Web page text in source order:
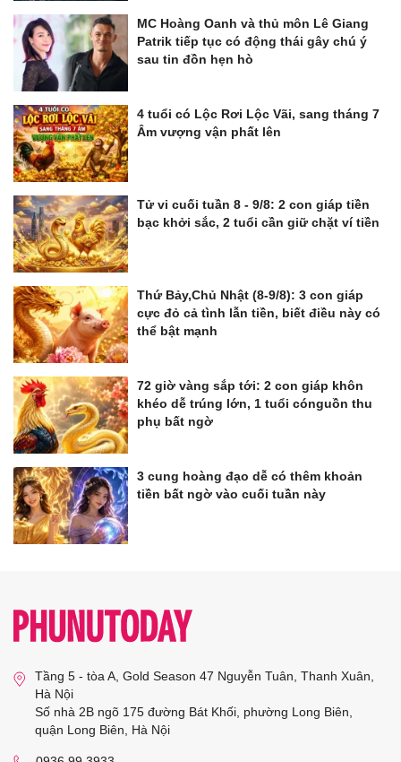
MC Hoàng Oanh và thủ môn Lê Giang
Patrik tiếp tục có động thái gây chú ý
sau tin đồn hẹn hò
4 tuổi có Lộc Rơi Lộc Vãi, sang tháng 7
Âm vượng vận phất lên
Tử vi cuối tuần 8 - 9/8: 2 con giáp tiền
bạc khởi sắc, 2 tuổi cần giữ chặt ví tiền
Thứ Bảy,Chủ Nhật (8-9/8): 3 con giáp
cực đỏ cả tình lẫn tiền, biết điều này có
thể bật mạnh
72 giờ vàng sắp tới: 2 con giáp khôn
khéo dễ trúng lớn, 1 tuổi cónguồn thu
phụ bất ngờ
3 cung hoàng đạo dễ có thêm khoản
tiền bất ngờ vào cuối tuần này
Tầng 5 - tòa A, Gold Season 47 Nguyễn Tuân, Thanh Xuân,
Hà Nội
Số nhà 2B ngõ 175 đường Bát Khối, phường Long Biên,
quận Long Biên, Hà Nội